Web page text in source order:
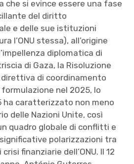
che si evince essere una fase
del diritto
e delle sue istituzioni
l’ONU stessa), all’origine
diplomatica di
di Gaza, la Risoluzione
di coordinamento
nel 2025, lo
ha caratterizzato non meno
delle Nazioni Unite, così
quadro globale di conflitti e
polarizzazioni tra
finanziarie dell’ONU. Il 12